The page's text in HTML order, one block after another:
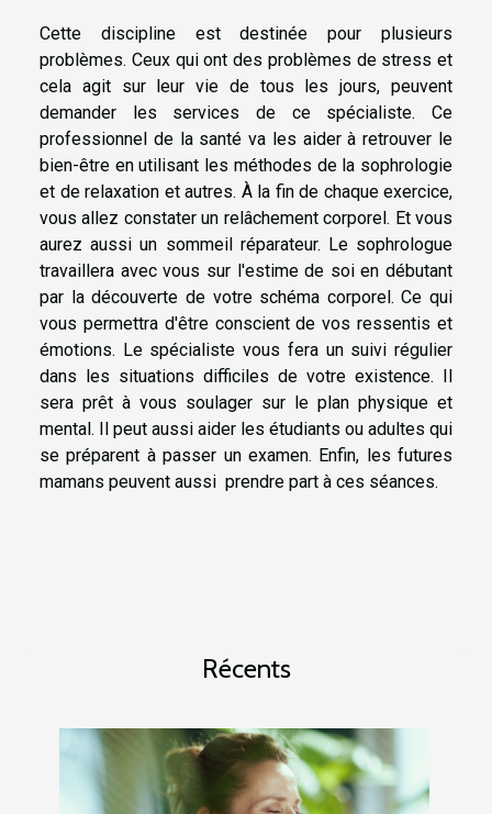
Cette discipline est destinée pour plusieurs
problèmes. Ceux qui ont des problèmes de stress et
cela agit sur leur vie de tous les jours, peuvent
demander les services de ce spécialiste. Ce
professionnel de la santé va les aider à retrouver le
bien-être en utilisant les méthodes de la sophrologie
et de relaxation et autres. À la fin de chaque exercice,
vous allez constater un relâchement corporel. Et vous
aurez aussi un sommeil réparateur. Le sophrologue
travaillera avec vous sur l'estime de soi en débutant
par la découverte de votre schéma corporel. Ce qui
vous permettra d'être conscient de vos ressentis et
émotions. Le spécialiste vous fera un suivi régulier
dans les situations difficiles de votre existence. Il
sera prêt à vous soulager sur le plan physique et
mental. Il peut aussi aider les étudiants ou adultes qui
se préparent à passer un examen. Enfin, les futures
mamans peuvent aussi prendre part à ces séances.
Récents